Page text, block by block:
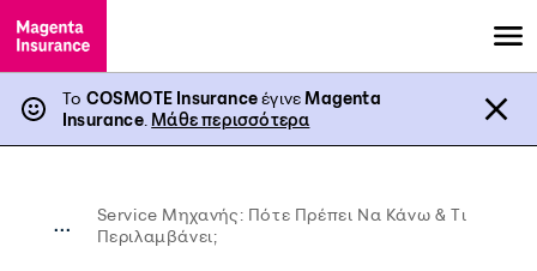
Το COSMOTE InsuranceέγινεMagenta
Insurance. Μάθε περισσότερα
...
Service Μηχανής: Πότε Πρέπει Να Κάνω & Τι
Περιλαμβάνει;